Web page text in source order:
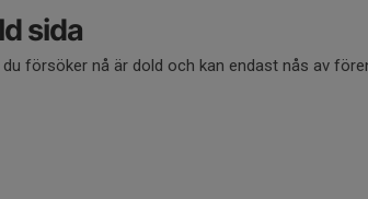
sida
du försöker nå är dold och kan endast nås av